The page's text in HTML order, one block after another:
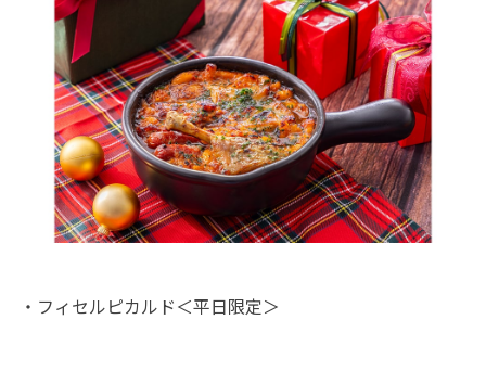
・フィセルピカルド＜平日限定＞